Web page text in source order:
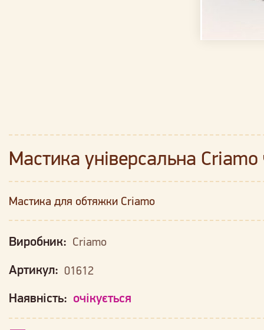
Мастика універсальна
Мастика для обтяжки Criamo
Виробник: Criamo
Артикул: 01612
Наявність: очікується